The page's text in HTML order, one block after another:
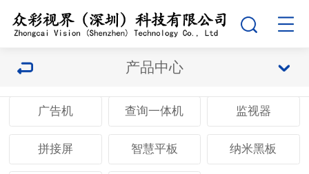
产品中心
广告机 查询一体机 监视器
拼接屏 智慧平板 纳米黑板